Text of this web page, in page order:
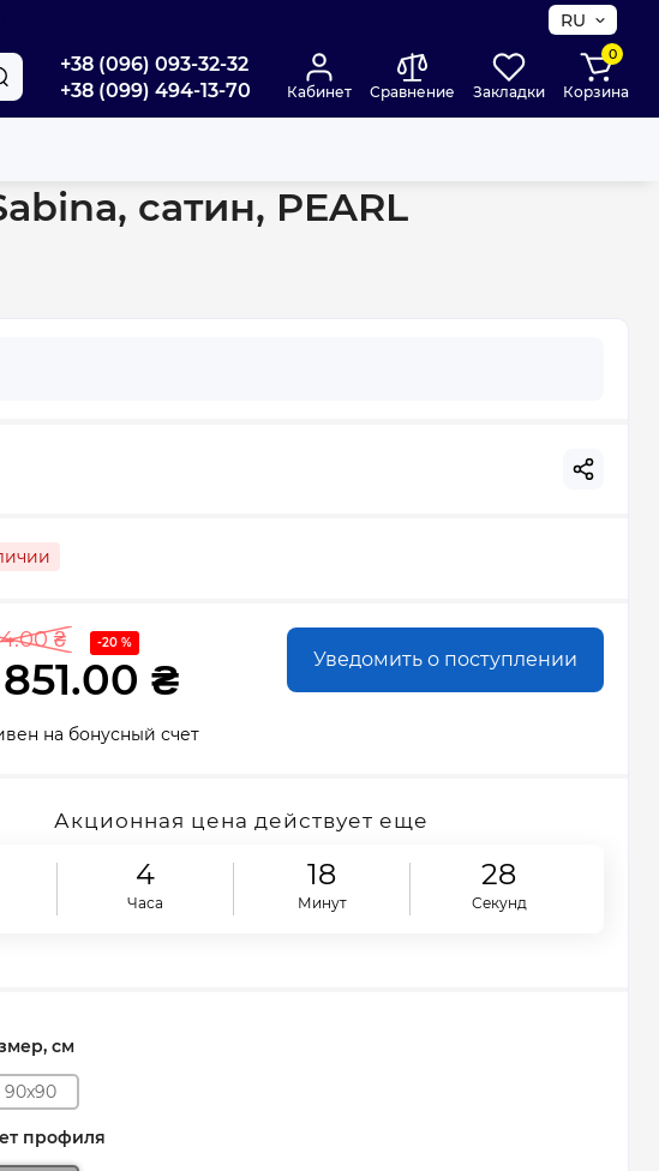
RU
+38 (096) 093-32-32
+38 (099) 494-13-70
Кабинет Сравнение Закладки
0
Корзина
сатин, PEARL (31144VU0011)
сатин, PEARL
₴ -20 %
₴ Уведомить о поступлении
на бонусный счет
Акционная цена действует еще
4
Часа
18
Минут
27
Секунд
см
90x90
профиля